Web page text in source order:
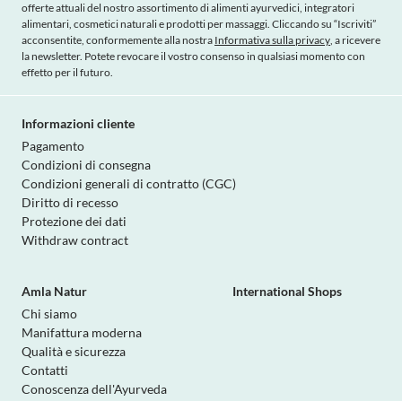
offerte attuali del nostro assortimento di alimenti ayurvedici, integratori
alimentari, cosmetici naturali e prodotti per massaggi. Cliccando su “Iscriviti”
acconsentite, conformemente alla nostra Informativa sulla privacy, a ricevere
la newsletter. Potete revocare il vostro consenso in qualsiasi momento con
effetto per il futuro.
Informazioni cliente
Pagamento
Condizioni di consegna
Condizioni generali di contratto (CGC)
Diritto di recesso
Protezione dei dati
Withdraw contract
Amla Natur
Chi siamo
Manifattura moderna
Qualità e sicurezza
Contatti
Conoscenza dell'Ayurveda
International Shops